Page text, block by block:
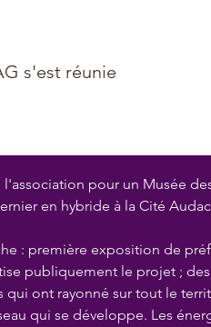
s'est réunie
l'association pour un Musée
en hybride à la Cité
: première exposition de
publiquement le projet ;
qui ont rayonné sur tout le
qui se développe. Les